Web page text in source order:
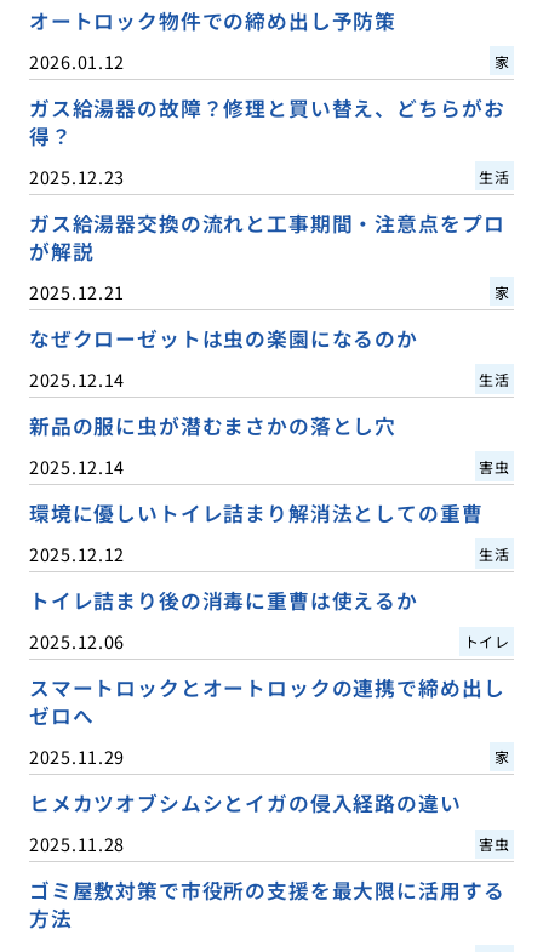
オートロック物件での締め出し予防策
2026.01.12 家
ガス給湯器の故障？修理と買い替え、どちらがお
得？
2025.12.23 生活
ガス給湯器交換の流れと工事期間・注意点をプロ
が解説
2025.12.21 家
なぜクローゼットは虫の楽園になるのか
2025.12.14 生活
新品の服に虫が潜むまさかの落とし穴
2025.12.14 害虫
環境に優しいトイレ詰まり解消法としての重曹
2025.12.12 生活
トイレ詰まり後の消毒に重曹は使えるか
2025.12.06 トイレ
スマートロックとオートロックの連携で締め出し
ゼロへ
2025.11.29 家
ヒメカツオブシムシとイガの侵入経路の違い
2025.11.28 害虫
ゴミ屋敷対策で市役所の支援を最大限に活用する
方法